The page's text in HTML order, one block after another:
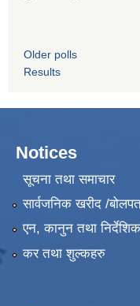
Older polls
Results
Notices
सूचना तथा समाचार
सार्वजनिक खरीद /
एन, कानुन तथा
कर तथा शुल्कहरु